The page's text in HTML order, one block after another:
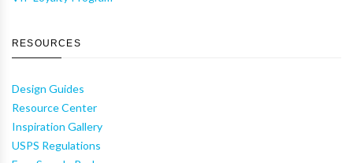
RESOURCES
Design Guides
Resource Center
Inspiration Gallery
USPS Regulations